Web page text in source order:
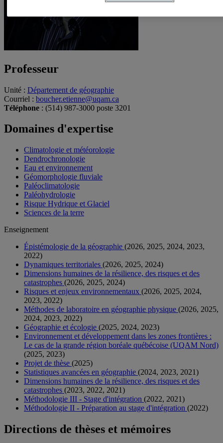
Professeur
Unité : Département de géographie
Courriel : boucher.etienne@uqam.ca
Téléphone : (514) 987-3000 poste 3201
Domaines d'expertise
Climatologie et météorologie
Dendrochronologie
Eau et environnement
Géomorphologie fluviale
Paléoclimatologie
Paléohydrologie
Risque Hydrique et Glaciel
Sciences de la terre
Enseignement
Épistémologie de la géographie (2026, 2025, 2024, 2023,
2022)
Dynamiques territoriales (2026, 2025, 2024)
Dimensions humaines de la résilience, des risques et des
catastrophes (2026, 2025, 2024)
Risques et enjeux environnementaux (2026, 2025, 2024,
2023, 2022)
Méthodes de laboratoire en géographie physique (2026, 2025,
2024, 2023, 2022)
Géographie et écologie (2025, 2024, 2023)
Environnement et développement dans les zones frontières :
Le cas de la grande région boréale québécoise (UQAM Nord)
(2025, 2023)
Projet de thèse (2025)
Statistiques avancées en géographie (2024, 2023, 2021)
Dimensions humaines de la résilience, des risques et des
catastrophes (2023, 2022, 2021)
Méthodologie III - Stage d'intégration (2022, 2021)
Méthodologie II - Préparation au stage d'intégration (2022)
Directions de thèses et mémoires